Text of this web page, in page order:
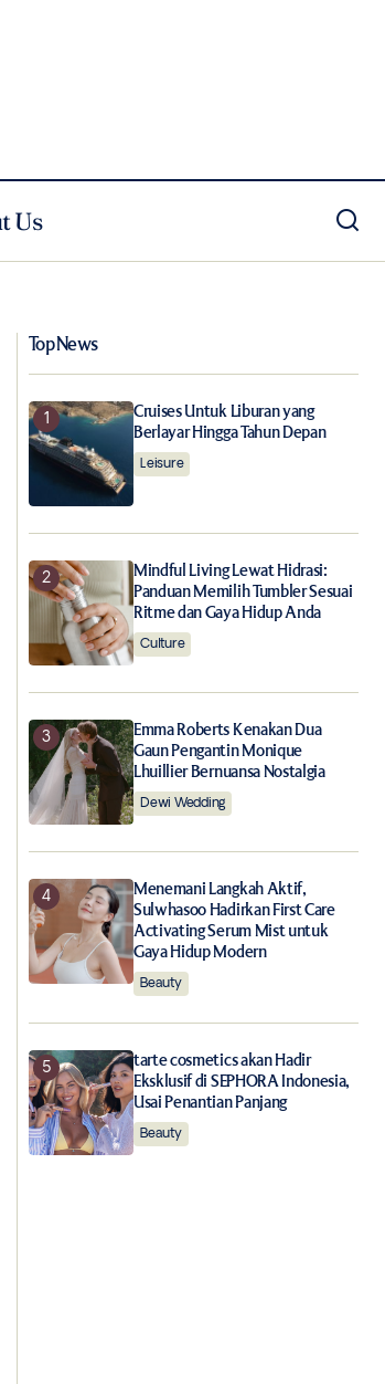
Us
Top News
Cruises Untuk Liburan yang
Berlayar Hingga Tahun Depan
Leisure
Mindful Living Lewat Hidrasi:
Panduan Memilih Tumbler Sesuai
Ritme dan Gaya Hidup Anda
Culture
Emma Roberts Kenakan Dua
Gaun Pengantin Monique
Lhuillier Bernuansa Nostalgia
Dewi Wedding
Menemani Langkah Aktif,
Sulwhasoo Hadirkan First Care
Activating Serum Mist untuk
Gaya Hidup Modern
Beauty
tarte cosmetics akan Hadir
Eksklusif di SEPHORA Indonesia,
Usai Penantian Panjang
Beauty